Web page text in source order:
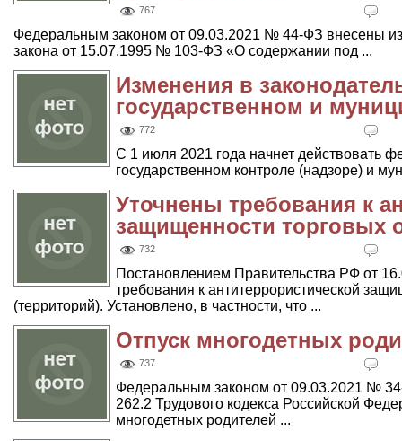
767
Федеральным законом от 09.03.2021 № 44-ФЗ внесены
закона от 15.07.1995 № 103-ФЗ «О содержании под ...
Изменения в
государственном и
772
С 1 июля 2021 года начнет действовать
государственном контроле (надзоре) и
Уточнены требования к
защищенности торговых
732
Постановлением Правительства РФ от
требования к антитеррористической
(территорий). Установлено, в частности, что ...
Отпуск многодетных
737
Федеральным законом от 09.03.2021 №
262.2 Трудового кодекса Российской
многодетных родителей ...